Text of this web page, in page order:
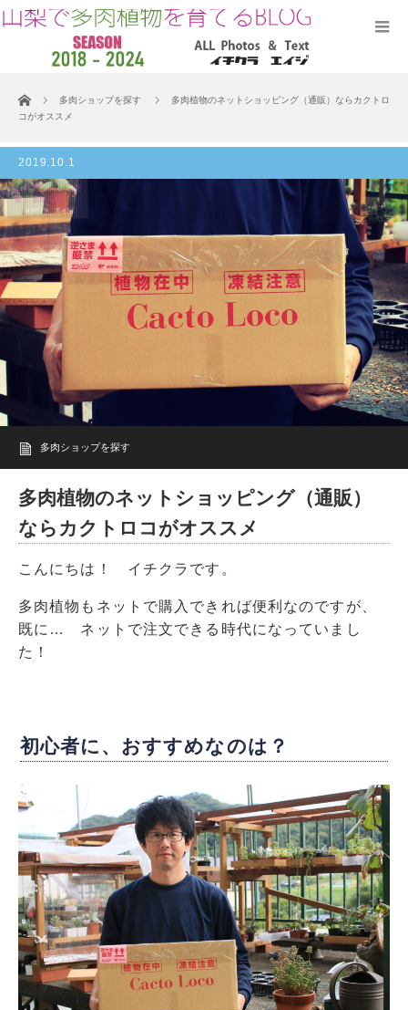
ホーム 多肉ショップを探す
多肉植物のネットショッピング（通販）ならカクトロ
コがオススメ
2019.10.1
多肉ショップを探す
多肉植物のネットショッピング（通販）
ならカクトロコがオススメ
こんにちは！ イチクラです。
多肉植物もネットで購入できれば便利なのですが、
既に… ネットで注文できる時代になっていまし
た！
初心者に、おすすめなのは？